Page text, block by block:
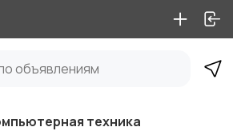
техника